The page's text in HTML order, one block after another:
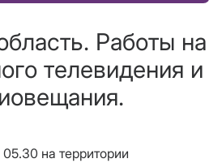
Работы на
телевидения и
на территории